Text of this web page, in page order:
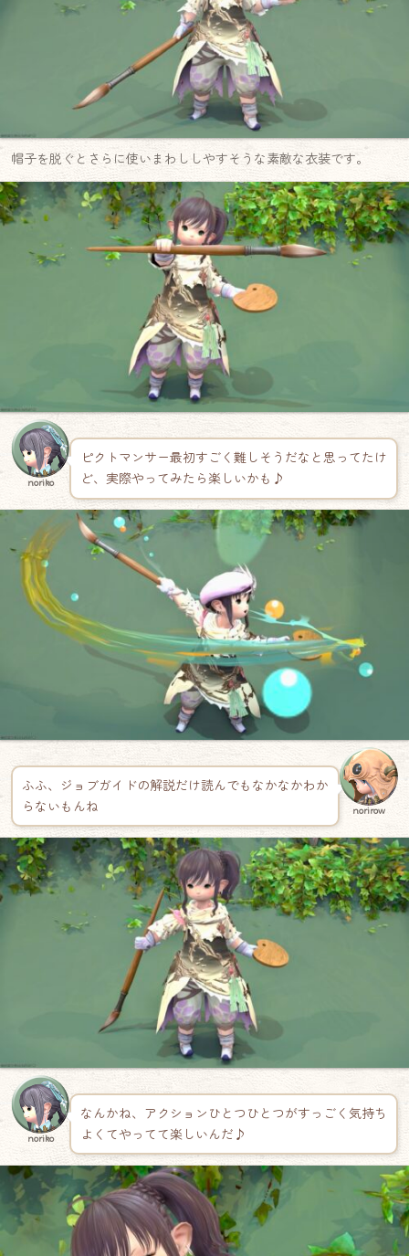
帽子を脱ぐとさらに使いまわししやすそうな素敵な衣装です。
noriko
ピクトマンサー最初すごく難しそうだなと思ってたけ
ど、実際やってみたら楽しいかも♪
ふふ、ジョブガイドの解説だけ読んでもなかなかわか
らないもんね
norirow
noriko
なんかね、アクションひとつひとつがすっごく気持ち
よくてやってて楽しいんだ♪